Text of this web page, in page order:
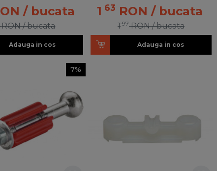
/ bucata
RON / bucata
Adauga in cos
1 63 RON / bucata
197 RON / bucata
Adauga in cos
7%